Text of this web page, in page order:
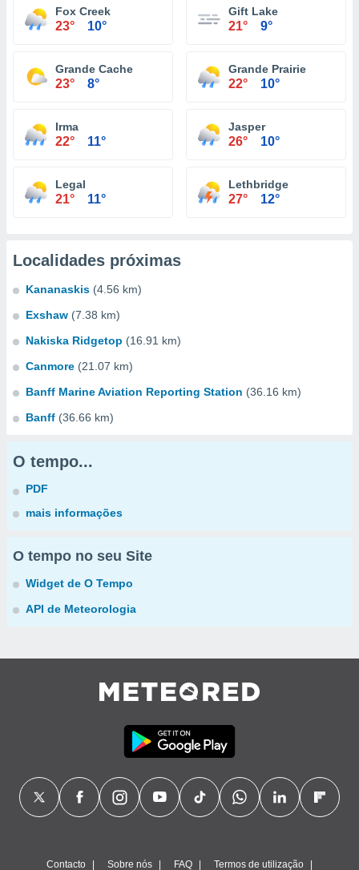
Fox Creek
23° 10°
Gift Lake
21° 9°
Grande Cache
23° 8°
Grande Prairie
22° 10°
Irma
22° 11°
Jasper
26° 10°
Legal
21° 11°
Lethbridge
27° 12°
Localidades próximas
Kananaskis (4.56 km)
Exshaw (7.38 km)
Nakiska Ridgetop (16.91 km)
Canmore (21.07 km)
Banff Marine Aviation Reporting Station (36.16 km)
Banff (36.66 km)
O tempo...
PDF
mais informações
O tempo no seu Site
Widget de O Tempo
API de Meteorologia
Contacto Sobre nós FAQ Termos de utilização